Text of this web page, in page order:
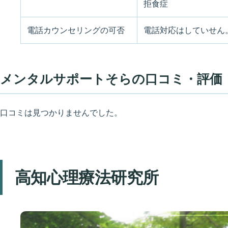
拒食症
電話カウンセリングの可否 電話対応はしていせん
メンタルサポートそらの口コミ・評価
口コミは見つかりませんでした。
高知心理療法研究所